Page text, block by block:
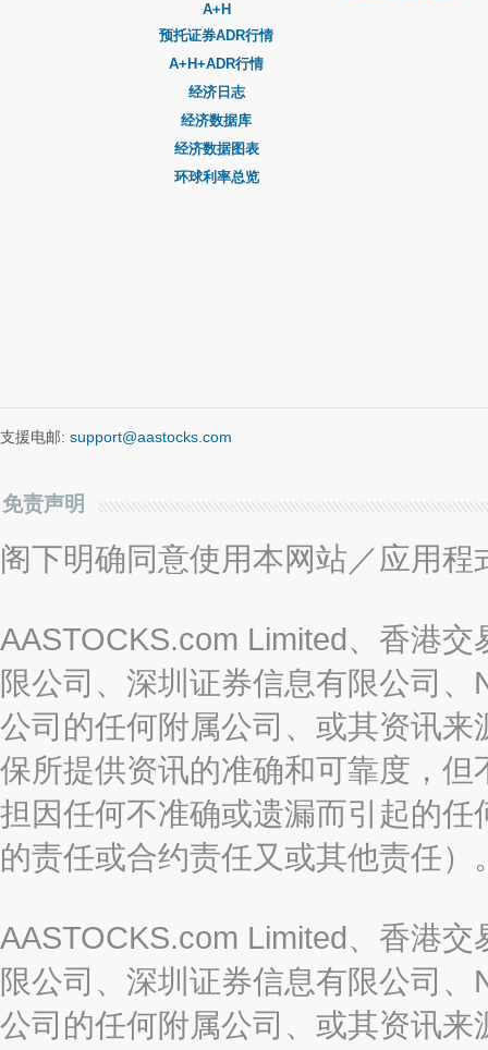
A+H
预托证券ADR行情
A+H+ADR行情
经济日志
经济数据库
经济数据图表
环球利率总览
支援电邮: support@aastocks.com
免责声明
阁下明确同意使用本网站／应用
AASTOCKS.com Limited、香港
限公司、深圳证券信息有限公司
公司的任何附属公司、或其资讯
保所提供资讯的准确和可靠度，
担因任何不准确或遗漏而引起的
的责任或合约责任又或其他责任）
AASTOCKS.com Limited、香港
限公司、深圳证券信息有限公司
公司的任何附属公司、或其资讯